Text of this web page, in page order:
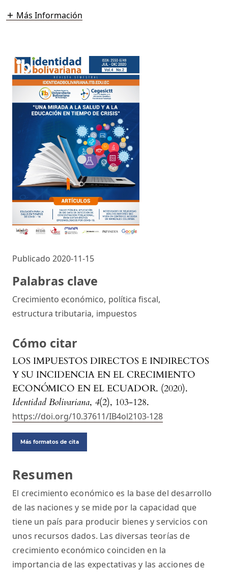
Más Información
Publicado 2020-11-15
Palabras clave
Crecimiento económico, política fiscal,
estructura tributaria, impuestos
Cómo citar
LOS IMPUESTOS DIRECTOS E INDIRECTOS
Y SU INCIDENCIA EN EL CRECIMIENTO
ECONÓMICO EN EL ECUADOR. (2020).
Identidad Bolivariana, 4(2), 103-128.
https://doi.org/10.37611/IB4ol2103-128
Más formatos de cita
Resumen
El crecimiento económico es la base del desarrollo
de las naciones y se mide por la capacidad que
tiene un país para producir bienes y servicios con
unos recursos dados. Las diversas teorías de
crecimiento económico coinciden en la
importancia de las expectativas y las acciones de